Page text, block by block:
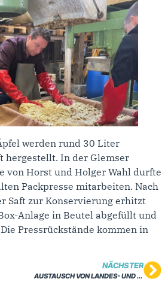
werden rund 30 Liter
hergestellt. In der Glemser
von Horst und Holger Wahl durfte
Packpresse mitarbeiten. Nach
Saft zur Konservierung erhitzt
Anlage in Beutel abgefüllt und
Pressrückstände kommen in
NÄCHSTER
AUSTAUSCH VON LANDES- UND KOMMUNALPOLITIK